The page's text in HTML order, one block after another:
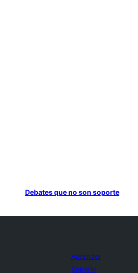
Debates que no son soporte
Aprender
Soporte